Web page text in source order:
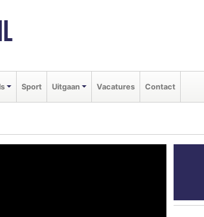
Sport Uitgaan Vacatures Contact